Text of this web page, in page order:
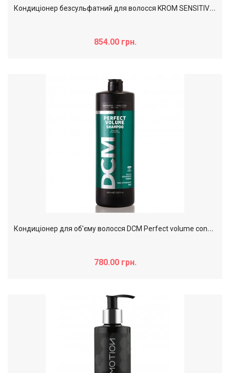
К
ондиціонер безсульфатний для волосся KROM SENSITIVE для щоденного використання, 1000 мл
854.00 грн.
К
ондиціонер для об'єму волосся DCM Perfect volume conditioner, 1000 мл
780.00 грн.